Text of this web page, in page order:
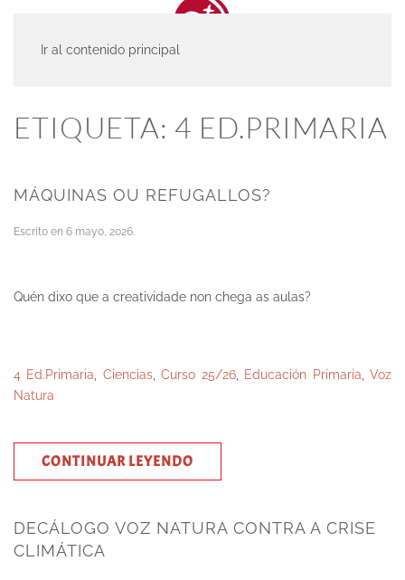
Ir al contenido principal
ETIQUETA: 4 ED.PRIMARIA
MÁQUINAS OU REFUGALLOS?
Escrito en 6 mayo, 2026.
Quén dixo que a creatividade non chega as aulas?
4 Ed.Primaria Ciencias,Curso 25/26, Educación Primaria ,Voz
Natura
CONTINUAR LEYENDO
DECÁLOGO VOZ NATURA CONTRA A CRISE
CLIMÁTICA